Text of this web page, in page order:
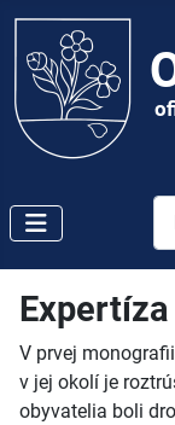
V prvej
v jej okolí je
obyvatelia boli